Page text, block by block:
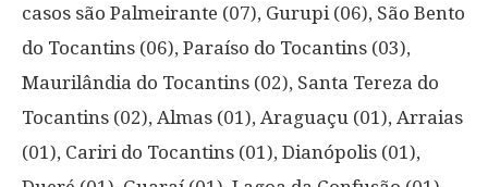
casos são Palmeirante (07), Gurupi (06), São Bento
do Tocantins (06), Paraíso do Tocantins (03),
Maurilândia do Tocantins (02), Santa Tereza do
Tocantins (02), Almas (01), Araguaçu (01), Arraias
(01), Cariri do Tocantins (01), Dianópolis (01),